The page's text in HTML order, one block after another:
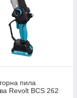
пила
Revolt BCS 262